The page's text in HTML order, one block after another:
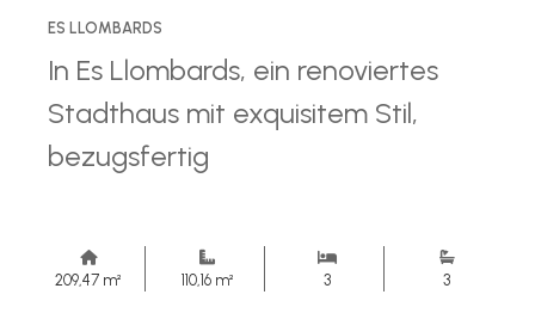
ES LLOMBARDS
In Es Llombards, ein renoviertes
Stadthaus mit exquisitem Stil,
bezugsfertig
209,47 m² 110,16 m² 3 3